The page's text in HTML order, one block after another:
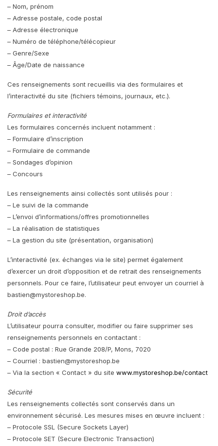
– Nom, prénom
– Adresse postale, code postal
– Adresse électronique
– Numéro de téléphone/télécopieur
– Genre/Sexe
– Âge/Date de naissance
Ces renseignements sont recueillis via des formulaires et
l’interactivité du site (fichiers témoins, journaux, etc.).
Formulaires et interactivité
Les formulaires concernés incluent notamment :
– Formulaire d’inscription
– Formulaire de commande
– Sondages d’opinion
– Concours
Les renseignements ainsi collectés sont utilisés pour :
– Le suivi de la commande
– L’envoi d’informations/offres promotionnelles
– La réalisation de statistiques
– La gestion du site (présentation, organisation)
L’interactivité (ex. échanges via le site) permet également
d’exercer un droit d’opposition et de retrait des renseignements
personnels. Pour ce faire, l’utilisateur peut envoyer un courriel à
bastien@mystoreshop.be.
Droit d’accès
L’utilisateur pourra consulter, modifier ou faire supprimer ses
renseignements personnels en contactant :
– Code postal : Rue Grande 208/P, Mons, 7020
– Courriel : bastien@mystoreshop.be
– Via la section « Contact » du site www.mystoreshop.be/contact
Sécurité
Les renseignements collectés sont conservés dans un
environnement sécurisé. Les mesures mises en œuvre incluent :
– Protocole SSL (Secure Sockets Layer)
– Protocole SET (Secure Electronic Transaction)